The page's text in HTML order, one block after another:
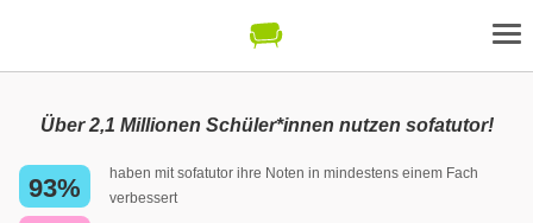
Über 2,1 Millionen Schüler*innen nutzen sofatutor!
93%
haben mit sofatutor ihre Noten in mindestens einem Fach
verbessert